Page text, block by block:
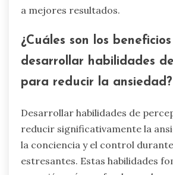
ansiedad. La investigación indica
respuestas intuitivas pueden
rendimiento bajo presión, ya que
surgen de la experiencia
entrenamiento. Al perfeccionar
los atletas pueden navegar
a mejores resultados.
¿Cuáles son los
desarrollar habilidades de